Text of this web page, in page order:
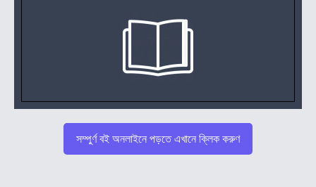
সম্পুর্ণ বই অনলাইনে পড়তে এখানে ক্লিক করুণ